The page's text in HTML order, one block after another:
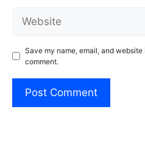
Save my name, email, and
comment.